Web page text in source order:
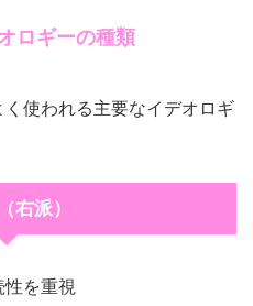
ロギーの種類
使われる主要なイデオロギ
右派）
性を重視